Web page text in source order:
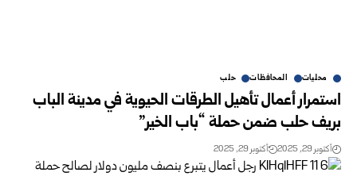
محليات المحافظات حلب
استمرار أعمال تأهيل الطرقات الحيوية في مدينة الباب
بريف حلب ضمن حملة “باب الخير”
أكتوبر 29, 2025 أكتوبر 29, 2025